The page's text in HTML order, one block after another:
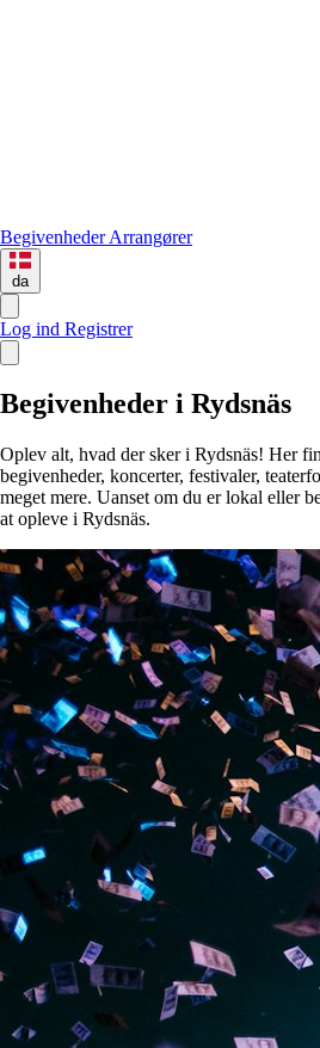
BegivenhederArrangører
da
Log ind Registrer
Begivenheder i Rydsnäs
Oplev alt, hvad der sker i Rydsnäs! Her
begivenheder, koncerter, festivaler,
meget mere. Uanset om du er lokal eller
at opleve i Rydsnäs.